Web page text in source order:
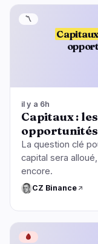
Capitaux
〽️
il y a 6h
Capitaux :
La question clé
capital sera
encore.
CZ Binance
🩸